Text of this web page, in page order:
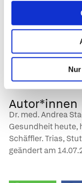
Information
bundesweit
Autor*innen
Dr. med. Andrea
Gesundheit heute,
Schäffler. Trias,
geändert am